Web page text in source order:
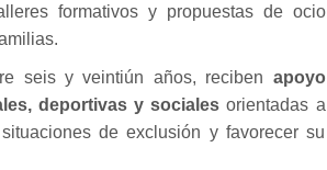
formativos y propuestas de ocio
seis y veintiún años, reciben apoyo
deportivas y sociales orientadas a
de exclusión y favorecer su